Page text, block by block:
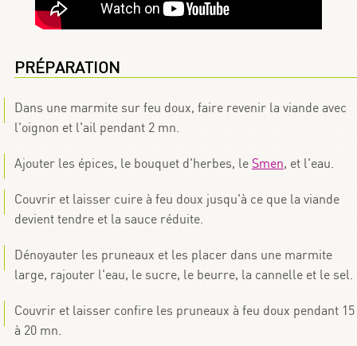
PRÉPARATION
Dans une marmite sur feu doux, faire revenir la viande avec
l'oignon et l'ail pendant 2 mn.
Ajouter les épices, le bouquet d'herbes, le Smen, et l'eau.
Couvrir et laisser cuire à feu doux jusqu'à ce que la viande
devient tendre et la sauce réduite.
Dénoyauter les pruneaux et les placer dans une marmite
large, rajouter l'eau, le sucre, le beurre, la cannelle et le sel.
Couvrir et laisser confire les pruneaux à feu doux pendant 15
à 20 mn.